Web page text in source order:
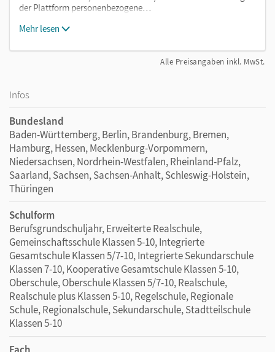
der Plattform personenbezogene…
Mehr lesen
Alle Preisangaben inkl. MwSt.
Infos
Bundesland
Baden-Württemberg, Berlin, Brandenburg, Bremen,
Hamburg, Hessen, Mecklenburg-Vorpommern,
Niedersachsen, Nordrhein-Westfalen, Rheinland-Pfalz,
Saarland, Sachsen, Sachsen-Anhalt, Schleswig-Holstein,
Thüringen
Schulform
Berufsgrundschuljahr, Erweiterte Realschule,
Gemeinschaftsschule Klassen 5-10, Integrierte
Gesamtschule Klassen 5/7-10, Integrierte Sekundarschule
Klassen 7-10, Kooperative Gesamtschule Klassen 5-10,
Oberschule, Oberschule Klassen 5/7-10, Realschule,
Realschule plus Klassen 5-10, Regelschule, Regionale
Schule, Regionalschule, Sekundarschule, Stadtteilschule
Klassen 5-10